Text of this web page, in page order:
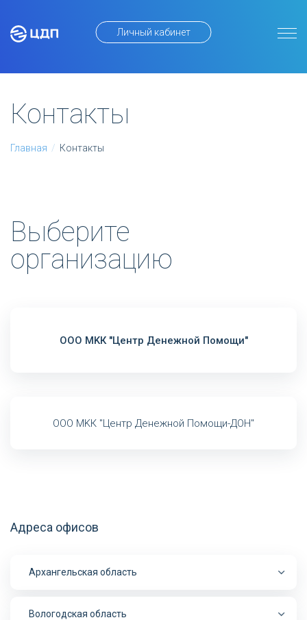
Личный кабинет
Контакты
Главная / Контакты
Выберите
организацию
ООО MKК "Центр Денежной Помощи"
ООО MKК "Центр Денежной Помощи-ДОН"
Адреса офисов
Архангельская область
Вологодская область